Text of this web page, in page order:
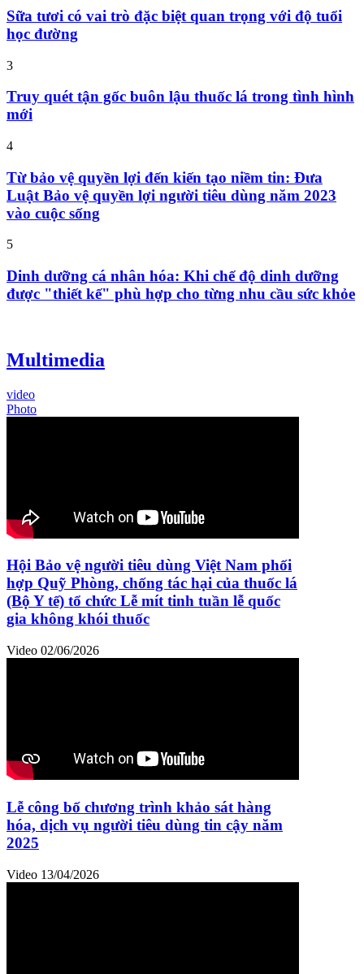
Sữa tươi có vai trò đặc biệt quan trọng với độ tuổi
học đường
3
Truy quét tận gốc buôn lậu thuốc lá trong tình hình
mới
4
Từ bảo vệ quyền lợi đến kiến tạo niềm tin: Đưa
Luật Bảo vệ quyền lợi người tiêu dùng năm 2023
vào cuộc sống
5
Dinh dưỡng cá nhân hóa: Khi chế độ dinh dưỡng
được "thiết kế" phù hợp cho từng nhu cầu sức khỏe
Multimedia
video
Photo
Hội Bảo vệ người tiêu dùng Việt Nam phối
hợp Quỹ Phòng, chống tác hại của thuốc lá
(Bộ Y tế) tổ chức Lễ mít tinh tuần lễ quốc
gia không khói thuốc
Video 02/06/2026
Lễ công bố chương trình khảo sát hàng
hóa, dịch vụ người tiêu dùng tin cậy năm
2025
Video 13/04/2026